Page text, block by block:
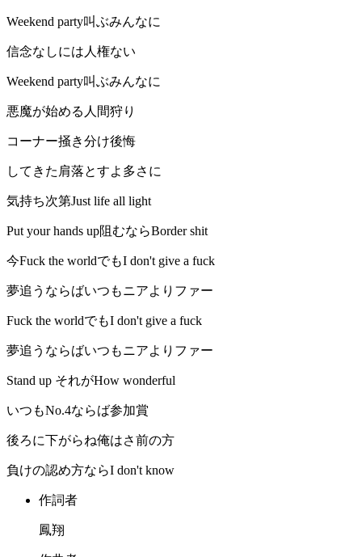
Weekend party叫ぶみんなに
信念なしには人権ない
Weekend party叫ぶみんなに
悪魔が始める人間狩り
コーナー掻き分け後悔
してきた肩落とすよ多さに
気持ち次第Just life all light
Put your hands up阻むならBorder shit
今Fuck the worldでもI don't give a fuck
夢追うならばいつもニアよりファー
Fuck the worldでもI don't give a fuck
夢追うならばいつもニアよりファー
Stand up それがHow wonderful
いつもNo.4ならば参加賞
後ろに下がらね俺はさ前の方
負けの認め方ならI don't know
作詞者
鳳翔